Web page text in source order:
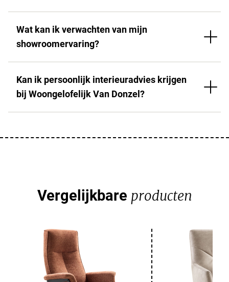
Wat kan ik verwachten van mijn
showroomervaring?
Kan ik persoonlijk interieuradvies krijgen
bij Woongelofelijk Van Donzel?
Vergelijkbare producten